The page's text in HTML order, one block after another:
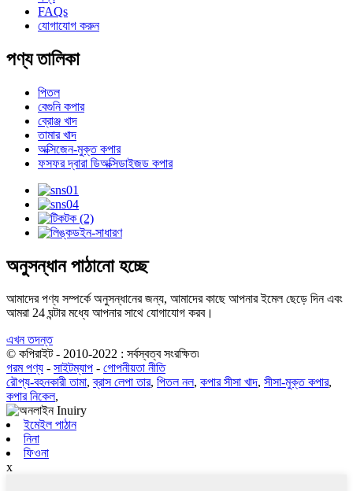
FAQs
যোগাযোগ করুন
পণ্য তালিকা
পিতল
বেগুনি কপার
ব্রোঞ্জ খাদ
তামার খাদ
অক্সিজেন-মুক্ত কপার
ফসফর দ্বারা ডিঅক্সিডাইজড কপার
অনুসন্ধান পাঠানো হচ্ছে
আমাদের পণ্য সম্পর্কে অনুসন্ধানের জন্য, আমাদের কাছে আপনার ইমেল ছেড়ে দিন এবং
আমরা 24 ঘন্টার মধ্যে আপনার সাথে যোগাযোগ করব।
এখন তদন্ত
© কপিরাইট - 2010-2022 : সর্বস্বত্ব সংরক্ষিত৷
গরম পণ্য - সাইটম্যাপ - গোপনীয়তা নীতি
রৌপ্য-বহনকারী তামা,ব্রাস লেপা তার, পিতল নল, কপার সীসা খাদ, সীসা-মুক্ত কপার,
কপার নিকেল,
ইমেইল পাঠান
নিনা
ফিওনা
x